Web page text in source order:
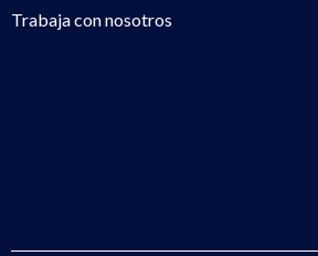
Trabaja con nosotros